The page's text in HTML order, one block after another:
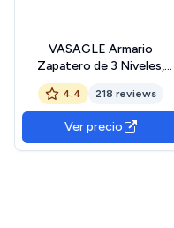
VASAGLE Armario
Zapatero de 3 Niveles,
Estilo Americano
Tradicional, Con Estante
Regulable en Altura, Asas,
Patas Robustas, Para
Entrada, Marrón Miel
4.4 218 reviews
Ver precio